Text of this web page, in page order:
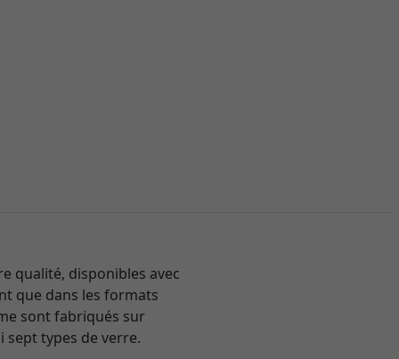
qualité, disponibles avec
que dans les formats
sont fabriqués sur
types de verre.